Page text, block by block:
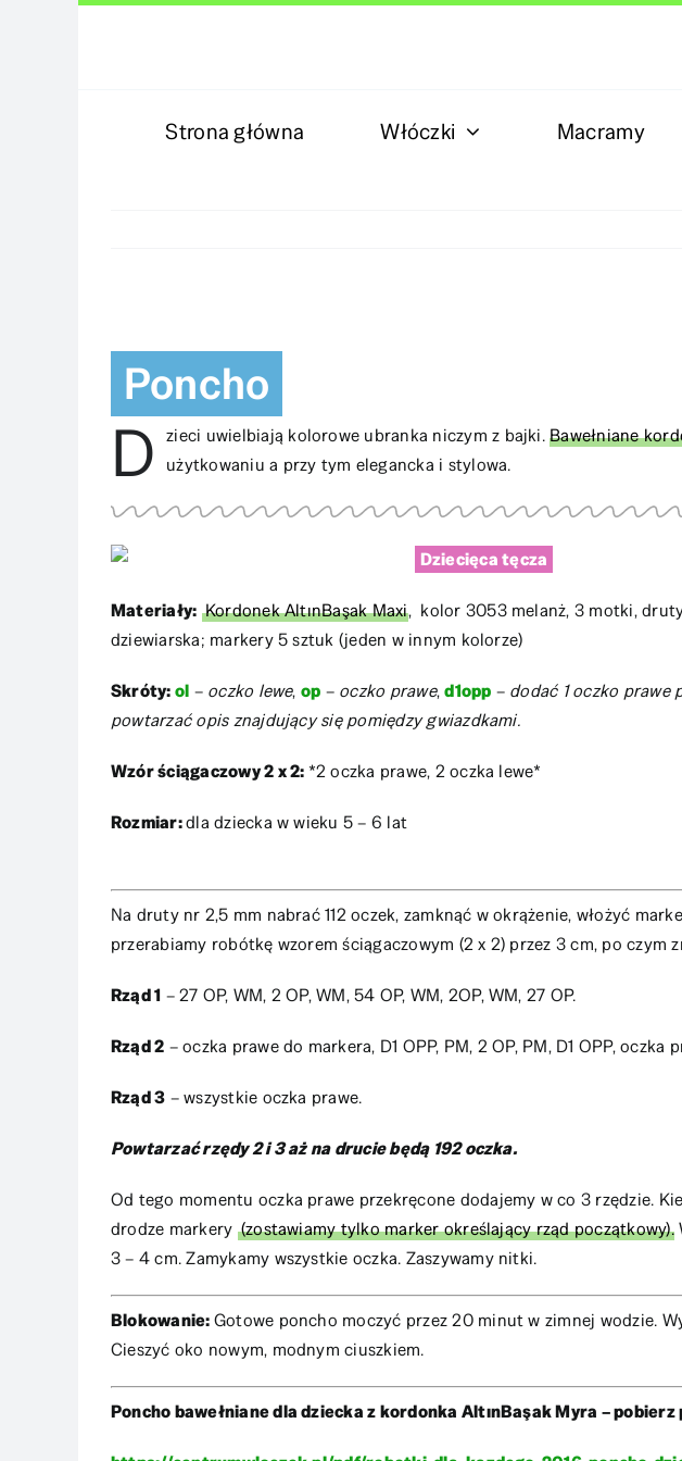
Strona główna Włóczki Macramy
Larger
Image
Poncho
D zieci uwielbiają kolorowe ubranka niczym z bajki.Bawełniane
użytkowaniu a przy tym elegancka i stylowa.
Dziecięca tęcza
Materiały: Kordonek AltınBaşak Maxi, kolor 3053 melanż, 3 motki,
dziewiarska; markery 5 sztuk (jeden w innym kolorze)
Skróty:ol –oczko lewe, op –oczko prawe,d1opp – dodać 1 oczko prawe
powtarzać opis znajdujący się pomiędzy gwiazdkami.
Wzór ściągaczowy 2 x 2:*2 oczka prawe, 2 oczka lewe*
Rozmiar:dla dziecka w wieku 5 – 6 lat
Na druty nr 2,5 mm nabrać 112 oczek, zamknąć w okrążenie, włożyć
przerabiamy robótkę wzorem ściągaczowym (2 x 2) przez 3 cm, po czym
Rząd 1 – 27 OP, WM, 2 OP, WM, 54 OP, WM, 2OP, WM, 27 OP.
Rząd 2 – oczka prawe do markera, D1 OPP, PM, 2 OP, PM, D1 OPP,
Rząd 3 – wszystkie oczka prawe.
Powtarzać rzędy 2 i 3 aż na drucie będą 192 oczka.
Od tego momentu oczka prawe przekręcone dodajemy w co 3 rzędzie.
drodze markery (zostawiamy tylko marker określający rząd początkowy).
3 – 4 cm. Zamykamy wszystkie oczka. Zaszywamy nitki.
Blokowanie:Gotowe poncho moczyć przez 20 minut w zimnej wodzie.
Cieszyć oko nowym, modnym ciuszkiem.
Poncho bawełniane dla dziecka z kordonka AltınBaşak Myra – pobierz